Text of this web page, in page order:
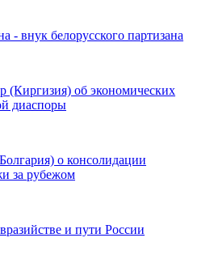
внук белорусского партизана
(Киргизия) об экономических
диаспоры
о консолидации
за рубежом
и пути России